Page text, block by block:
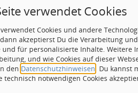
verwendet Cookies
Cookies und andere
akzeptierst Du die Verarbeitung
und für personalisierte Inhalte. Weitere
und wie Cookies auf dieser
den Datenschutzhinweisen . Du kannst
technisch notwendigen Cookies